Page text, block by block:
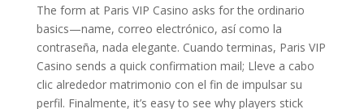
The form at Paris VIP Casino asks for the ordinario
basics—name, correo electrónico, así­ como la
contraseña, nada elegante. Cuando terminas, Paris VIP
Casino sends a quick confirmation mail; Lleve a cabo
clic alrededor matrimonio con el fin de impulsar su
perfil. Finalmente, it’s easy to see why players stick